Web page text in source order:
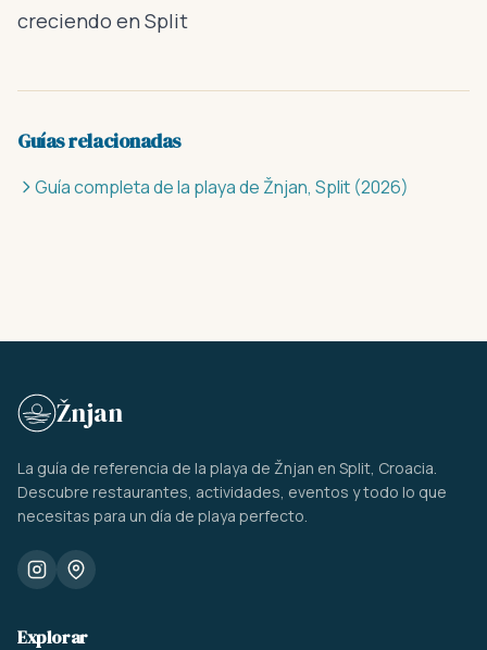
creciendo en Split
Guías relacionadas
Guía completa de la playa de Žnjan, Split (2026)
Žnjan
La guía de referencia de la playa de Žnjan en Split, Croacia.
Descubre restaurantes, actividades, eventos y todo lo que
necesitas para un día de playa perfecto.
Explorar